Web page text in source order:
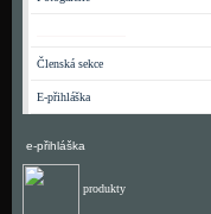
Členská sekce
E-přihláška
e-přihláška
produkty